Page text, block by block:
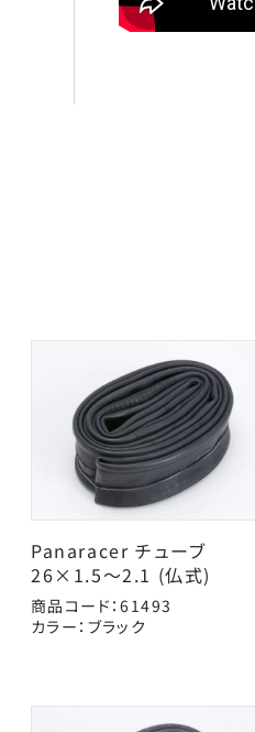
レイン用品
J&C
エール
シンコー
Panaracer チューブ
26×1.5～2.1 (仏式)
商品コード：61493
カラー：ブラック